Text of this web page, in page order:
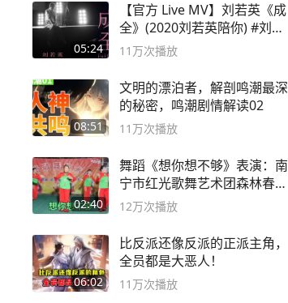
05:24
【官方 Live MV】刘若英《成
全》(2020刘若英陪你) #刘若
英 #成全
11万次播放
08:51
文明的漂泊者，解剖鸣潮最深
的秘密，鸣潮剧情解读02
11万次播放
02:40
舞蹈《想你想不够》表演：南
宁市红光歌舞艺术团森林春红
舞蹈队。
12万次播放
06:02
比反派还像反派的正派主角，
全员都是大恶人！
11万次播放